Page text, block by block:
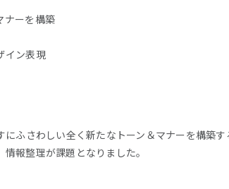
ナーを構築
イン表現
ふさわしい全く新たなトーン＆マナーを構築
報整理が課題となりました。